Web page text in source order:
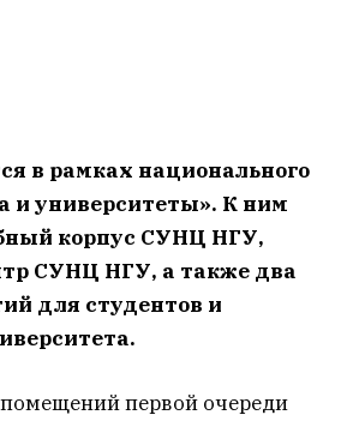
в рамках национального
и университеты». К ним
корпус СУНЦ НГУ,
СУНЦ НГУ, а также два
для студентов и
первой очереди